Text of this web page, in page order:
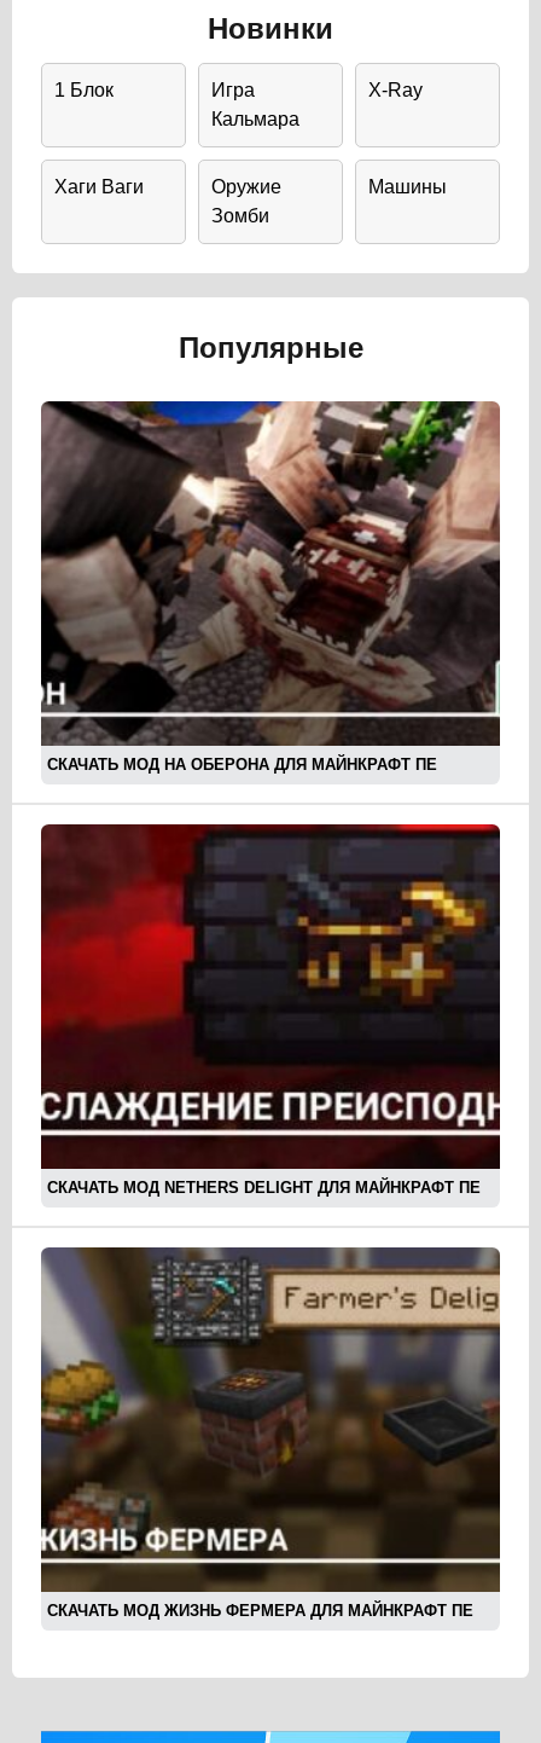
Новинки
1 Блок
Игра
Кальмара
X-Ray
Хаги Ваги
Оружие
Зомби
Машины
Популярные
СКАЧАТЬ МОД НА ОБЕРОНА ДЛЯ МАЙНКРАФТ ПЕ
СКАЧАТЬ МОД NETHERS DELIGHT ДЛЯ МАЙНКРАФТ ПЕ
СКАЧАТЬ МОД ЖИЗНЬ ФЕРМЕРА ДЛЯ МАЙНКРАФТ ПЕ